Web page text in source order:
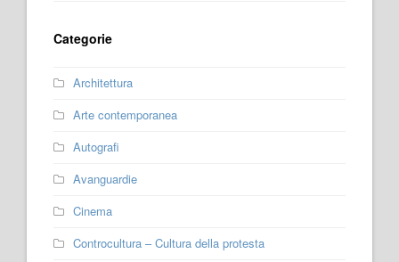
Categorie
Architettura
Arte contemporanea
Autografi
Avanguardie
Cinema
Controcultura – Cultura della protesta